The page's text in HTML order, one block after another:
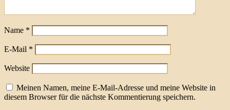
Name *
E-Mail *
Website
Meinen Namen, meine E-Mail-Adresse und meine Website in
diesem Browser für die nächste Kommentierung speichern.